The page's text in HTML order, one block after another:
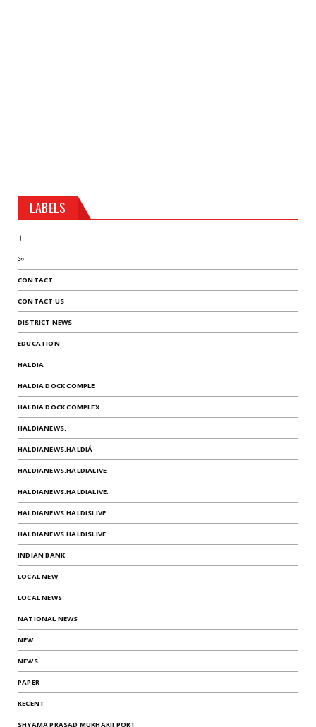
LABELS
।
১০
CONTACT
CONTACT US
DISTRICT NEWS
EDUCATION
HALDIA
HALDIA DOCK COMPLE
HALDIA DOCK COMPLEX
HALDIANEWS.
HALDIANEWS.HALDIÁ
HALDIANEWS.HALDIALIVE
HALDIANEWS.HALDIALIVE.
HALDIANEWS.HALDISLIVE
HALDIANEWS.HALDISLIVE.
INDIAN BANK
LOCAL NEW
LOCAL NEWS
NATIONAL NEWS
NEW
NEWS
PAPER
RECENT
SHYAMA PRASAD MUKHARJI PORT